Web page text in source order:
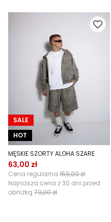
SALE
HOT
MĘSKIE SZORTY ALOHA SZARE
63,00 zł
Cena regularna 159,00 zł
Najniższa cena z 30 dni przed
obniżką 79,00 zł